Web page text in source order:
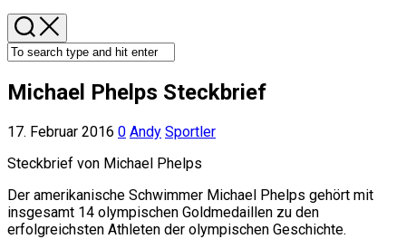
Michael Phelps Steckbrief
17. Februar 2016 0 Andy Sportler
Steckbrief von Michael Phelps
Der amerikanische Schwimmer Michael Phelps gehört mit
insgesamt 14 olympischen Goldmedaillen zu den
erfolgreichsten Athleten der olympischen Geschichte.